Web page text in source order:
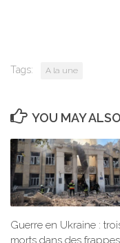
Tags: A la une
YOU MAY
Guerre en Ukraine :
morts dans des frappes